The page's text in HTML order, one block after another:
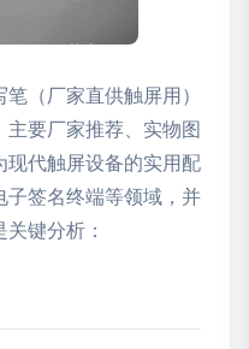
（厂家直供触屏用）
要厂家推荐、实物图
现代触屏设备的实用配
子签名终端等领域，并
键分析：